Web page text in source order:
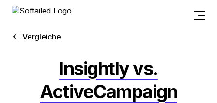
Vergleiche
Insightly vs.
ActiveCampaign